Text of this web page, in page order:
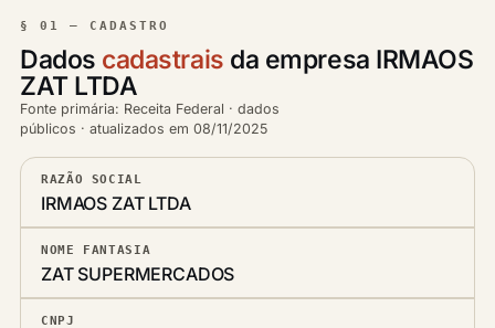
§ 01 — CADASTRO
Dados cadastrais da empresa IRMAOS
ZAT LTDA
Fonte primária: Receita Federal · dados
públicos · atualizados em 08/11/2025
RAZÃO SOCIAL
IRMAOS ZAT LTDA
NOME FANTASIA
ZAT SUPERMERCADOS
CNPJ